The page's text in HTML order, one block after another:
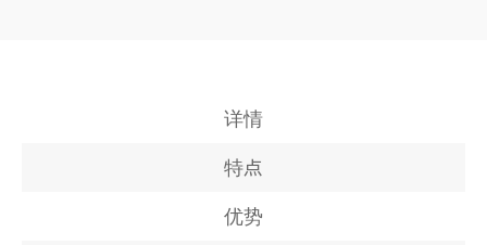
详情
特点
优势